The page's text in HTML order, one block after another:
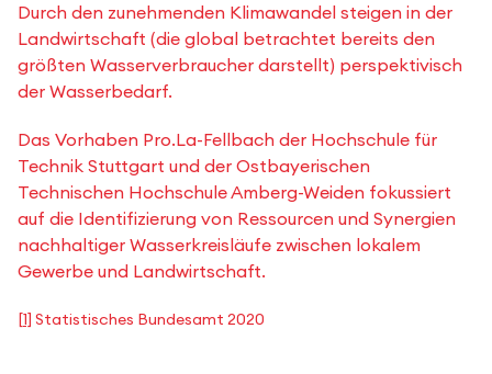
Durch den zunehmenden Klimawandel steigen in der
Landwirtschaft (die global betrachtet bereits den
größten Wasserverbraucher darstellt) perspektivisch
der Wasserbedarf.
Das Vorhaben Pro.La-Fellbach der Hochschule für
Technik Stuttgart und der Ostbayerischen
Technischen Hochschule Amberg-Weiden fokussiert
auf die Identifizierung von Ressourcen und Synergien
nachhaltiger Wasserkreisläufe zwischen lokalem
Gewerbe und Landwirtschaft.
[1] Statistisches Bundesamt 2020